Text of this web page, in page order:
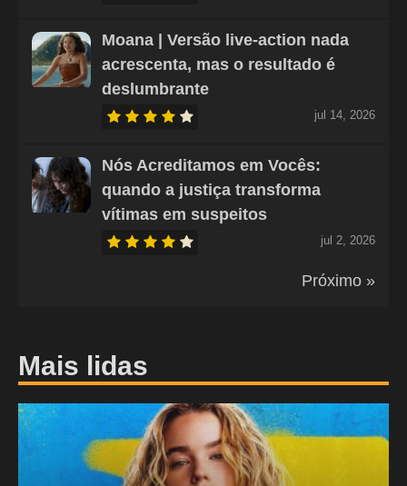
Moana | Versão live-action nada
acrescenta, mas o resultado é
deslumbrante
jul 14, 2026
Nós Acreditamos em Vocês:
quando a justiça transforma
vítimas em suspeitos
jul 2, 2026
Próximo »
Mais lidas